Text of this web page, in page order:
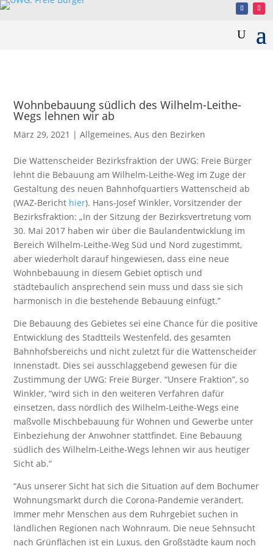
Wohnbebauung südlich des Wilhelm-Leithe-
Wegs lehnen wir ab
März 29, 2021 |Allgemeines,Aus den Bezirken
Die Wattenscheider Bezirksfraktion der UWG: Freie Bürger
lehnt die Bebauung am Wilhelm-Leithe-Weg im Zuge der
Gestaltung des neuen Bahnhofquartiers Wattenscheid ab
(WAZ-Bericht hier). Hans-Josef Winkler, Vorsitzender der
Bezirksfraktion: „In der Sitzung der Bezirksvertretung vom
30. Mai 2017 haben wir über die Baulandentwicklung im
Bereich Wilhelm-Leithe-Weg Süd und Nord zugestimmt,
aber wiederholt darauf hingewiesen, dass eine neue
Wohnbebauung in diesem Gebiet optisch und
städtebaulich ansprechend sein muss und dass sie sich
harmonisch in die bestehende Bebauung einfügt.”
Die Bebauung des Gebietes sei eine Chance für die positive
Entwicklung des Stadtteils Westenfeld, des gesamten
Bahnhofsbereichs und nicht zuletzt für die Wattenscheider
Innenstadt. Dies sei ausschlaggebend gewesen für die
Zustimmung der UWG: Freie Bürger. “Unsere Fraktion”, so
Winkler, “wird sich in den weiteren Verfahren dafür
einsetzen, dass nördlich des Wilhelm-Leithe-Wegs eine
maßvolle Mischbebauung für Wohnen und Gewerbe unter
Einbeziehung der Anwohner stattfindet. Eine Bebauung
südlich des Wilhelm-Leithe-Wegs lehnen wir aus heutiger
Sicht ab.“
“Aus unserer Sicht hat sich die Situation auf dem Bochumer
Wohnungsmarkt durch die Corona-Pandemie verändert.
Immer mehr Menschen aus dem Ruhrgebiet suchen in
ländlichen Regionen nach Wohnraum. Die neue Sehnsucht
nach Grünflächen ist ein Luxus, den Großstädte kaum noch